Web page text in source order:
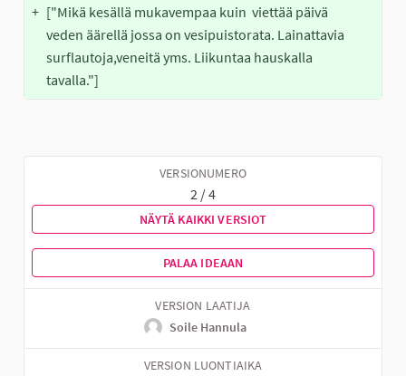
+ ["Mikä kesällä mukavempaa kuin  viettää päivä
veden äärellä jossa on vesipuistorata. Lainattavia
surflautoja,veneitä yms. Liikuntaa hauskalla
tavalla."]
VERSIONUMERO
2 / 4
NÄYTÄ KAIKKI VERSIOT
PALAA IDEAAN
VERSION LAATIJA
Soile Hannula
VERSION LUONTIAIKA